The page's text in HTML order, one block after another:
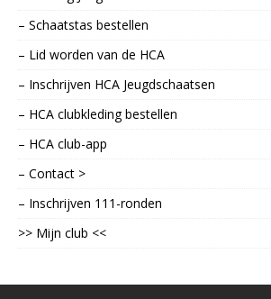
– Schaatstas bestellen
– Lid worden van de HCA
– Inschrijven HCA Jeugdschaatsen
– HCA clubkleding bestellen
– HCA club-app
– Contact >
– Inschrijven 111-ronden
>> Mijn club <<